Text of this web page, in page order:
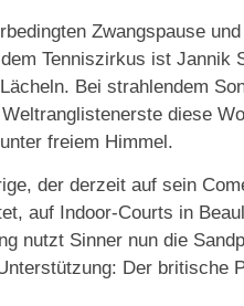
Zwangspause
Tenniszirkus ist Jannik
Bei strahlendem
diese
freiem Himmel.
der derzeit auf sein
auf Indoor-Courts in
nutzt Sinner nun die
Der britische